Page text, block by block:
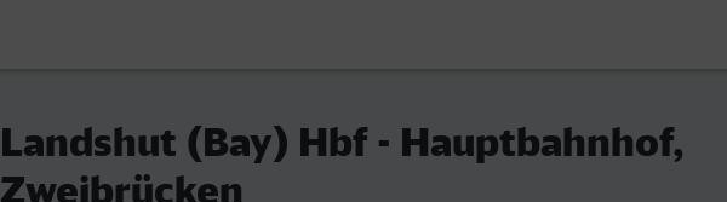
Landshut (Bay) Hbf - Hauptbahnhof,
Zweibrücken